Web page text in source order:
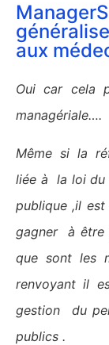
aux
Oui car cela
managériale….
Même si la
liée à la loi du
publique ,il
gagner à être
que sont les
renvoyant il
gestion du
publics .